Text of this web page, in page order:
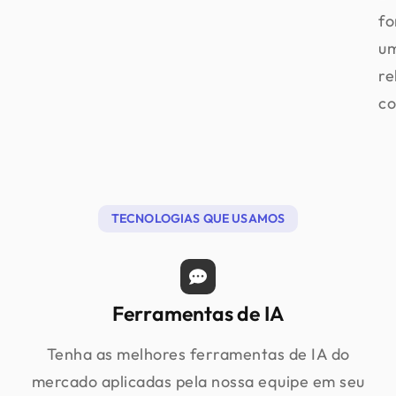
TECNOLOGIAS QUE USAMOS
Ferramentas de IA
Tenha as melhores ferramentas de IA do
mercado aplicadas pela nossa equipe em seu